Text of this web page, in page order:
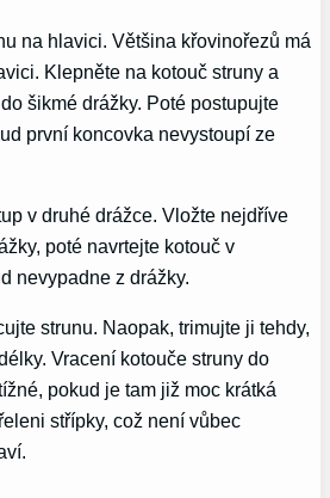
na hlavici. Většina křovinořezů má
Klepněte na kotouč struny a
šikmé drážky. Poté postupujte
první koncovka nevystoupí ze
v druhé drážce. Vložte nejdříve
poté navrtejte kotouč v
nevypadne z drážky.
strunu. Naopak, trimujte ji tehdy,
Vracení kotouče struny do
pokud je tam již moc krátká
střípky, což není vůbec